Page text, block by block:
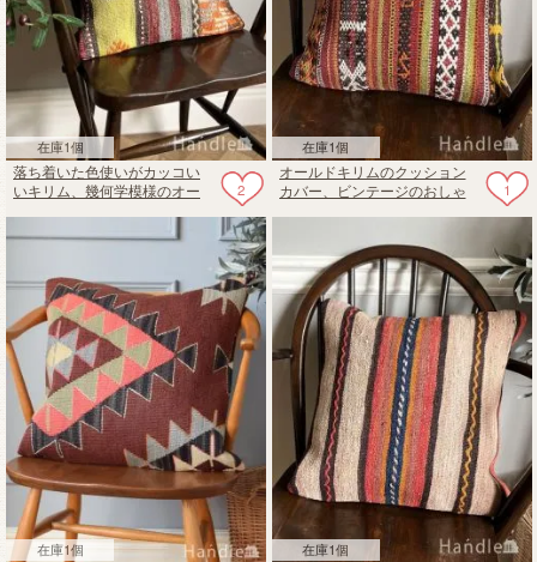
在庫1個
2
落ち着いた色使いがカッコい
いキリム、幾何学模様のオー
在庫1個
1
オールドキリムのクッション
カバー、ビンテージのおしゃ
在庫1個 在庫1個